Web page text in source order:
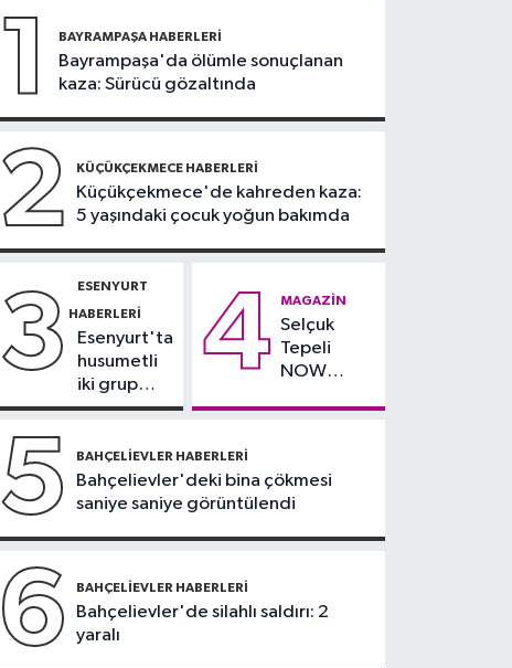
ayında 9,5 milyon yolcu
taşıdı
Bilim ve Teknoloji
nesil uydulara taşınıyor
Otomobil
19:03Motosiklet
deneyimi denize
19:00
teklifi komisyonda
1 BAYRAMPAŞA HABERLERI
Bayrampaşa'da ölümle sonuçlanan
kaza: Sürücü gözaltında
2 KÜÇÜKÇEKMECE HABERLERI
Küçükçekmece'de kahreden kaza:
5 yaşındaki çocuk yoğun bakımda
3 ESENYURT
HABERLERI
Esenyurt'ta
husumetli
iki grup
arasında
kavga
4 MAGAZIN
Selçuk
Tepeli
NOW
5 BAHÇELIEVLER HABERLERI
Bahçelievler'deki bina çökmesi
saniye saniye görüntülendi
6 BAHÇELIEVLER HABERLERI
Bahçelievler'de silahlı saldırı: 2
yaralı